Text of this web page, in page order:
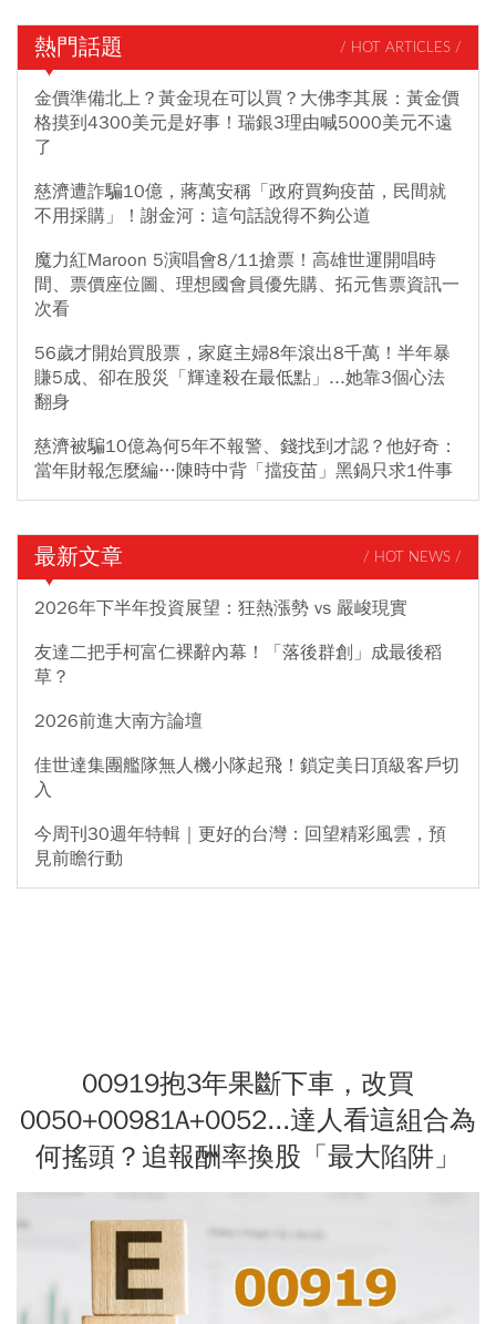
熱門話題 / HOT ARTICLES /
金價準備北上？黃金現在可以買？大佛李其展：黃金價
格摸到4300美元是好事！瑞銀3理由喊5000美元不遠
了
慈濟遭詐騙10億，蔣萬安稱「政府買夠疫苗，民間就
不用採購」！謝金河：這句話說得不夠公道
魔力紅Maroon 5演唱會8/11搶票！高雄世運開唱時
間、票價座位圖、理想國會員優先購、拓元售票資訊一
次看
56歲才開始買股票，家庭主婦8年滾出8千萬！半年暴
賺5成、卻在股災「輝達殺在最低點」...她靠3個心法
翻身
慈濟被騙10億為何5年不報警、錢找到才認？他好奇：
當年財報怎麼編…陳時中背「擋疫苗」黑鍋只求1件事
最新文章 / HOT NEWS /
2026年下半年投資展望：狂熱漲勢 vs 嚴峻現實
友達二把手柯富仁裸辭內幕！「落後群創」成最後稻
草？
2026前進大南方論壇
佳世達集團艦隊無人機小隊起飛！鎖定美日頂級客戶切
入
今周刊30週年特輯｜更好的台灣：回望精彩風雲，預
見前瞻行動
00919抱3年果斷下車，改買
0050+00981A+0052...達人看這組合為
何搖頭？追報酬率換股「最大陷阱」